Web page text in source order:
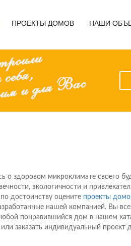
ПРОЕКТЫ ДОМОВ НАШИ
о здоровом микроклимате своего
экологичности и
достоинству оцените проекты
нашей компанией. Вы
понравившийся дом в нашем
заказать индивидуальный проект